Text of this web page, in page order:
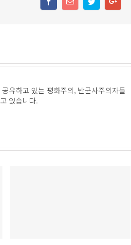
유하고 있는 평화주의, 반군사주의자들
있습니다.